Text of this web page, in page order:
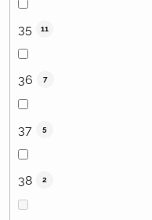
35 11
36 7
37 5
38 2